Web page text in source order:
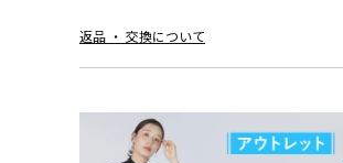
返品 ・ 交換について